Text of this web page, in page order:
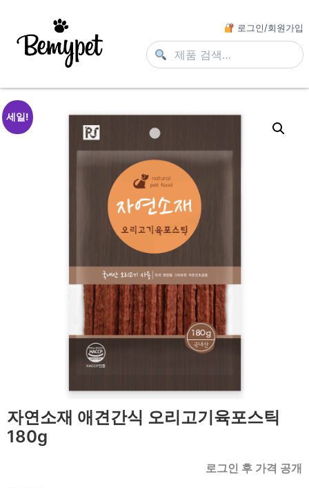
로그인/회원가입
세일!
자연소재 애견간식 오리고기육포스틱
180g
로그인 후 가격 공개